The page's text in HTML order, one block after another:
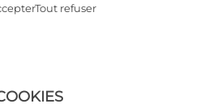
Tout refuser